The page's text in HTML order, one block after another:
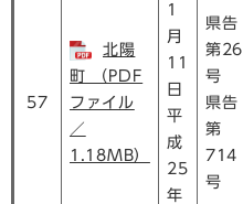
57
北陽
町 （PDF
ファイル
／
1.18MB）
1
月
11
日
平
成
25
年
県告
第26
号
県告
第
714
号